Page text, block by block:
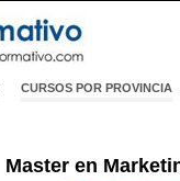
CURSOS POR PROVINCIA
Master en